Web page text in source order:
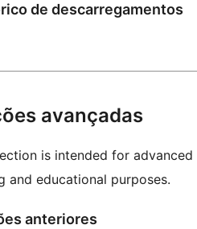
de descarregamentos
avançadas
is intended for
and educational purposes.
anteriores